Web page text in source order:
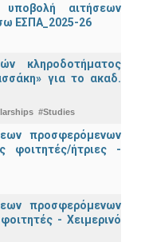
αιτήσεων
ΕΣΠΑ_2025-26
κληροδοτήματος
για το ακαδ.
#Studies
προσφερόμενων
ήτριες -
προσφερόμενων
- Χειμερινό